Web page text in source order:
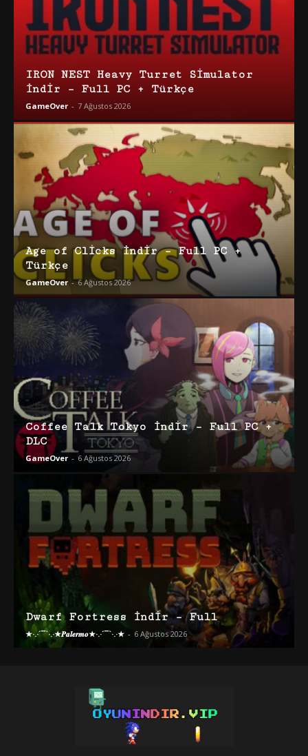
IRON NEST Heavy Turret Simulator
İndir – Full PC + Türkçe
GameOver - 7 Ağustos 2026
Age of Clicks İndir – Full PC +
Türkçe
GameOver - 6 Ağustos 2026
Coffee Talk Tokyo İndir – Full PC +
DLC
GameOver - 6 Ağustos 2026
Dwarf Fortress İndir – Full
★·.·´¯`·.·★𝑷𝒂𝒍𝒆𝒓𝒎𝒐★·.·´¯`·.·★ - 6 Ağustos 2026